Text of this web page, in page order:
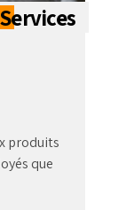
produits
que